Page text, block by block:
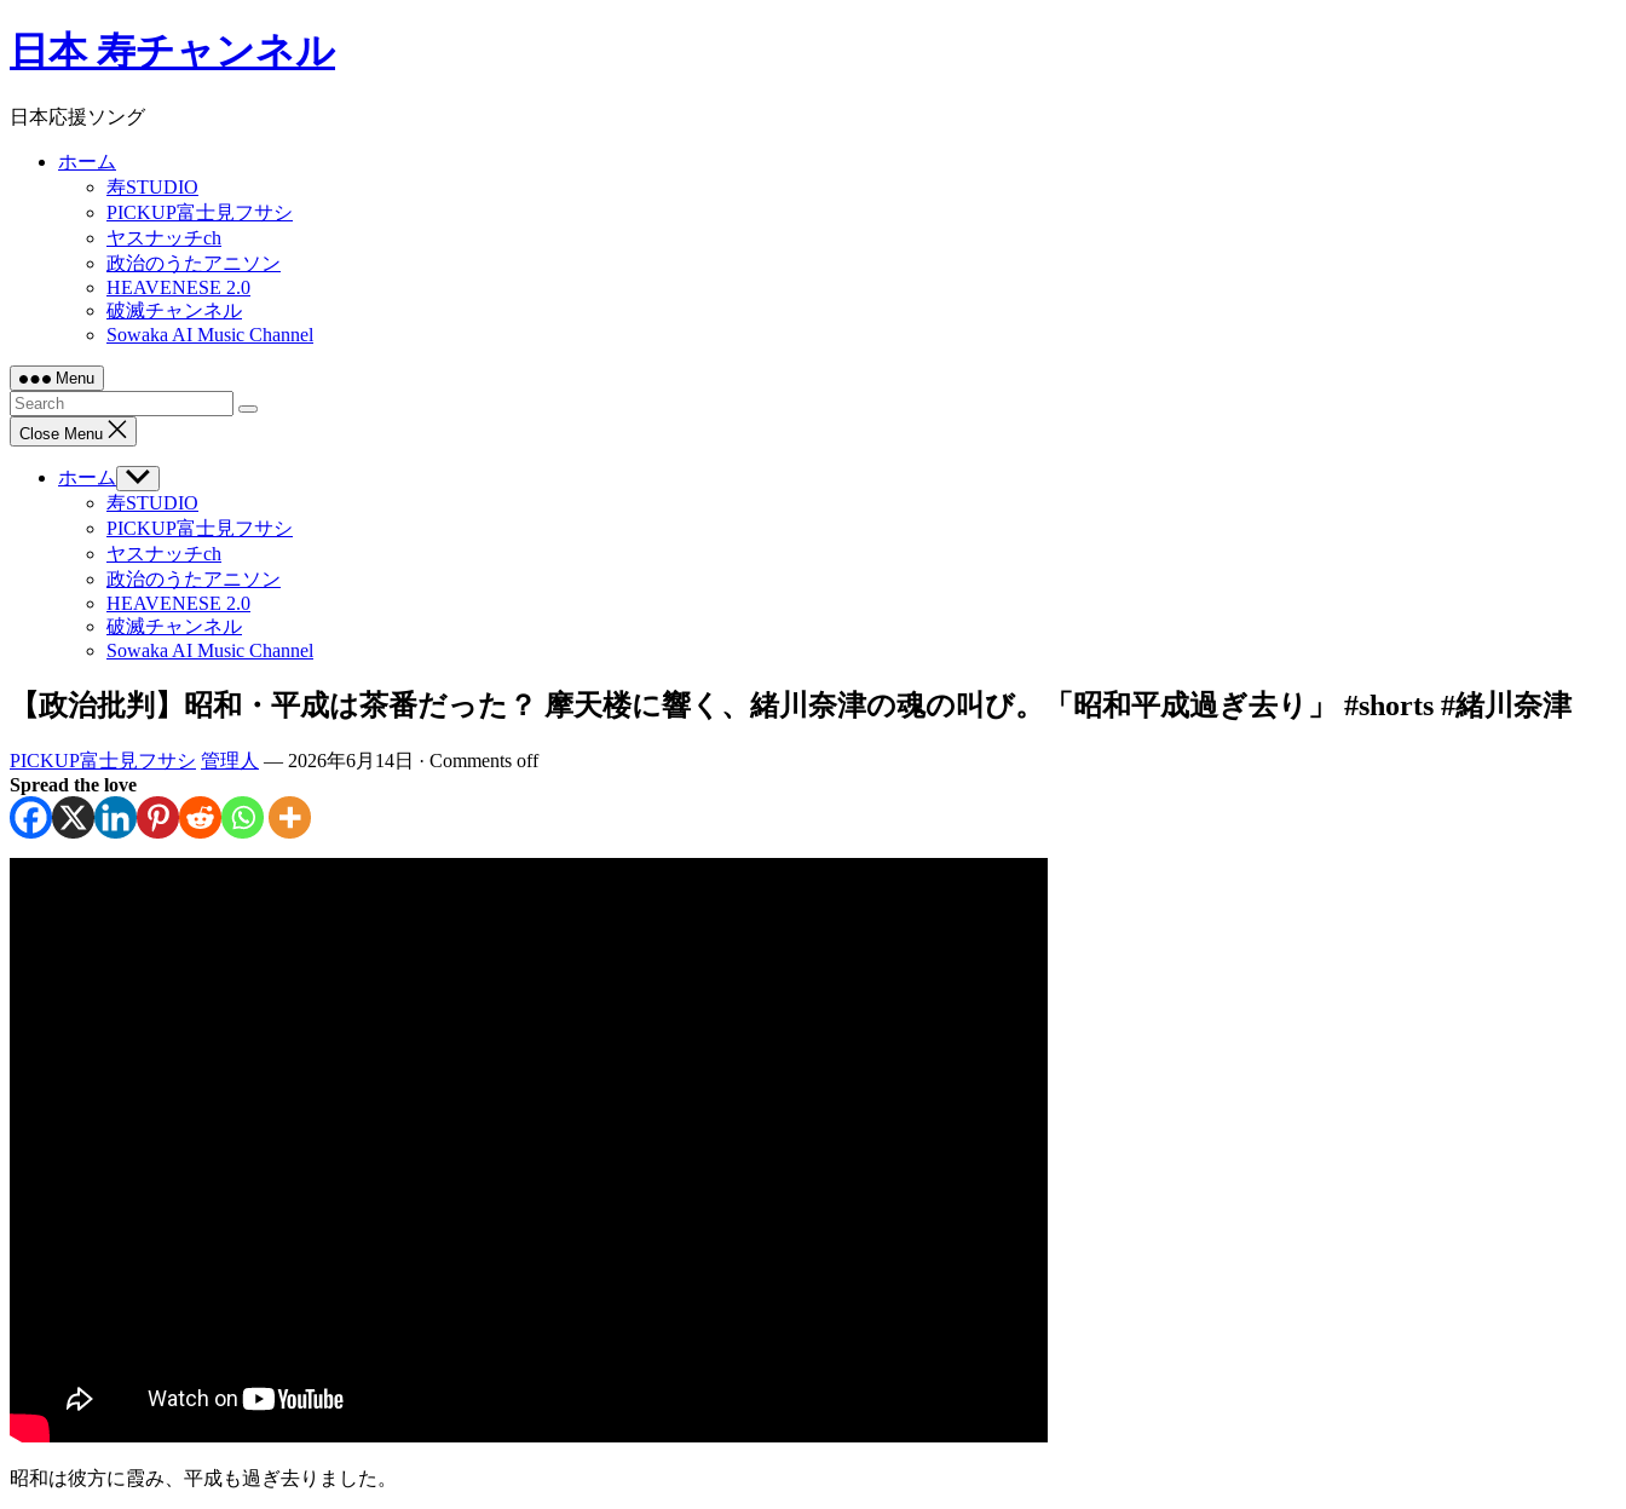
Skip
to日本 寿チャンネル
日本応援ソング
ホーム
寿STUDIO
PICKUP富士見フサシ
ヤスナッチch
政治のうたアニソン
HEAVENESE 2.0
破滅チャンネル
Sowaka AI Music Channel
Menu
Close Menu
ホーム
Show
sub
menu
寿STUDIO
PICKUP富士見フサシ
ヤスナッチch
政治のうたアニソン
HEAVENESE 2.0
破滅チャンネル
Sowaka AI Music Channel
【政治批判】昭和・平成は茶番だった？ 摩天楼に響く、緒川奈津の魂の叫び。「昭和平成過ぎ去り」 #shorts #緒川奈津
PICKUP富士見フサシ 管理人 — 2026年6月14日 · Comments off
Spread the love
昭和は彼方に霞み、平成も過ぎ去りました。